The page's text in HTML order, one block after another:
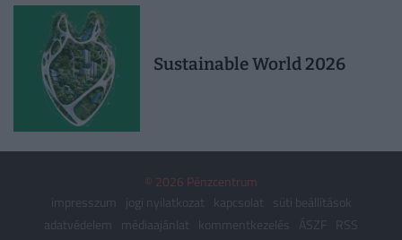
Sustainable World 2026
© 2026 Pénzcentrum
impresszum
jogi nyilatkozat kapcsolat
süti beállítások
adatvédelem
médiaajánlat kommentkezelés ÁSZF RSS